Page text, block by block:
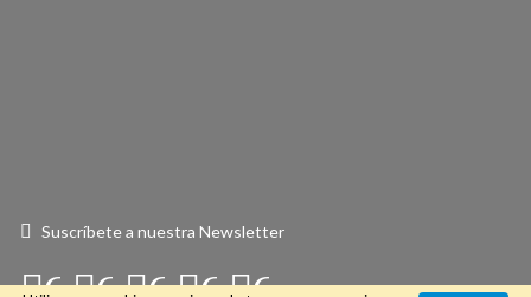
Suscríbete a nuestra Newsletter